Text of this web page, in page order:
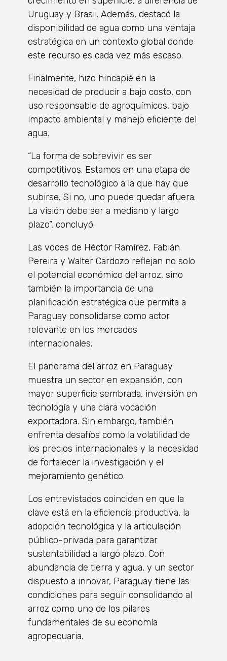
Uruguay y Brasil. Además, destacó la
disponibilidad de agua como una ventaja
estratégica en un contexto global donde
este recurso es cada vez más escaso.
Finalmente, hizo hincapié en la
necesidad de producir a bajo costo, con
uso responsable de agroquímicos, bajo
impacto ambiental y manejo eficiente del
agua.
“La forma de sobrevivir es ser
competitivos. Estamos en una etapa de
desarrollo tecnológico a la que hay que
subirse. Si no, uno puede quedar afuera.
La visión debe ser a mediano y largo
plazo”, concluyó.
Las voces de Héctor Ramírez, Fabián
Pereira y Walter Cardozo reflejan no solo
el potencial económico del arroz, sino
también la importancia de una
planificación estratégica que permita a
Paraguay consolidarse como actor
relevante en los mercados
internacionales.
El panorama del arroz en Paraguay
muestra un sector en expansión, con
mayor superficie sembrada, inversión en
tecnología y una clara vocación
exportadora. Sin embargo, también
enfrenta desafíos como la volatilidad de
los precios internacionales y la necesidad
de fortalecer la investigación y el
mejoramiento genético.
Los entrevistados coinciden en que la
clave está en la eficiencia productiva, la
adopción tecnológica y la articulación
público-privada para garantizar
sustentabilidad a largo plazo. Con
abundancia de tierra y agua, y un sector
dispuesto a innovar, Paraguay tiene las
condiciones para seguir consolidando al
arroz como uno de los pilares
fundamentales de su economía
agropecuaria.